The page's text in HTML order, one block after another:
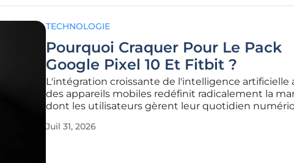
TECHNOLOGIE
Pourquoi Craquer Pour Le Pack
Google Pixel 10 Et Fitbit ?
L'intégration croissante de l'intelligence artificielle
des appareils mobiles redéfinit radicalement la
dont les utilisateurs gèrent leur quotidien
cette convergence atteint un nouveau sommet,
Juil 31, 2026